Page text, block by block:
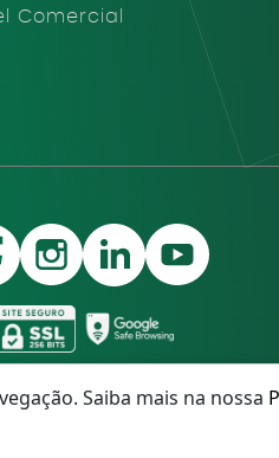
Saiba mais na nossa
Comercial
Reservados – Desenvolvido